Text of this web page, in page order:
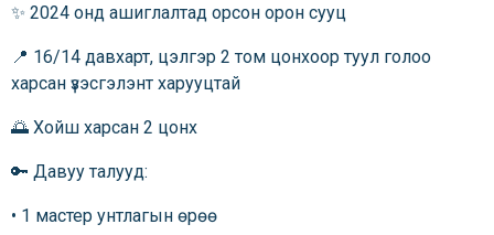
✨ 2024 онд ашиглалтад орсон орон сууц
📍 16/14 давхарт, цэлгэр 2 том цонхоор туул голоо
харсан үзэсгэлэнт харууцтай
🌅 Хойш харсан 2 цонх
🔑 Давуу талууд:
• 1 мастер унтлагын өрөө